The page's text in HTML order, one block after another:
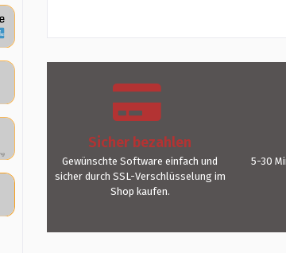
Sicher bezahlen
Gewünschte Software einfach und
sicher durch SSL-Verschlüsselung im
Shop kaufen.
5-30